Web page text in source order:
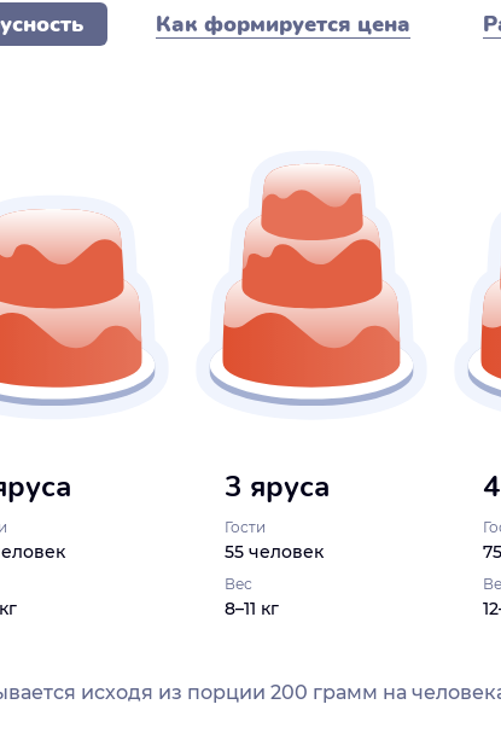
Как формируется цена
3 яруса
Гости
55 человек
Вес
8–11 кг
исходя из порции 200 грамм на